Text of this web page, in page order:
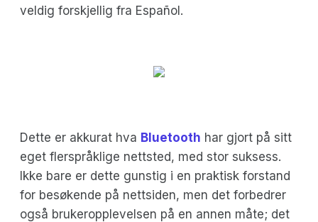
veldig forskjellig fra Español.
Dette er akkurat hva Bluetooth har gjort på sitt
eget flerspråklige nettsted, med stor suksess.
Ikke bare er dette gunstig i en praktisk forstand
for besøkende på nettsiden, men det forbedrer
også brukeropplevelsen på en annen måte; det